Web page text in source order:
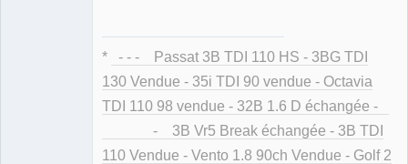
*
- - - Passat 3B TDI 110 HS - 3BG TDI
130 Vendue - 35i TDI 90 vendue - Octavia
TDI 110 98 vendue - 32B 1.6 D échangée -
- 3B Vr5 Break échangée - 3B TDI
110 Vendue - Vento 1.8 90ch Vendue - Golf 2